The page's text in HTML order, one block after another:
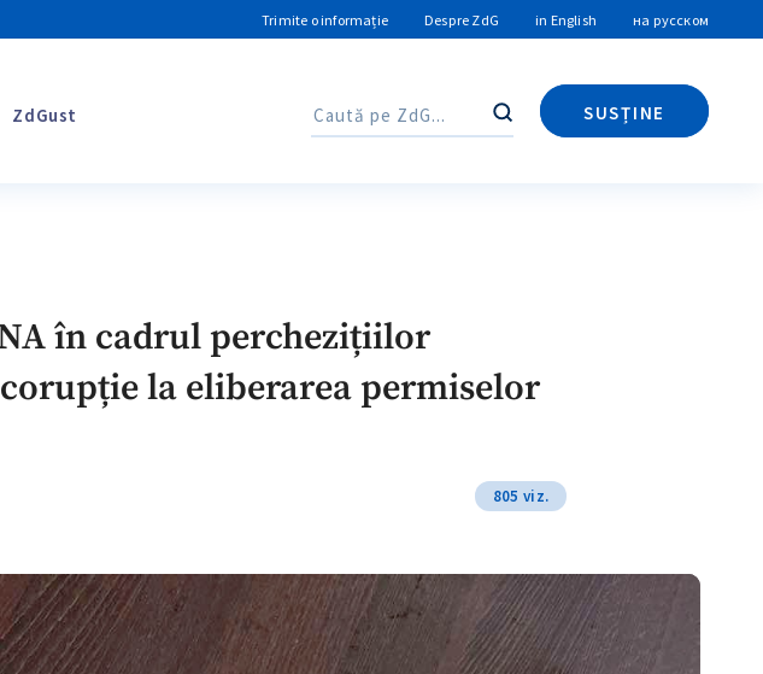
Trimite o informație Despre ZdG in English на русском
ZdGust Caută
SUSȚINE
Caută
în cadrul perchezițiilor
la eliberarea permiselor
805 viz.